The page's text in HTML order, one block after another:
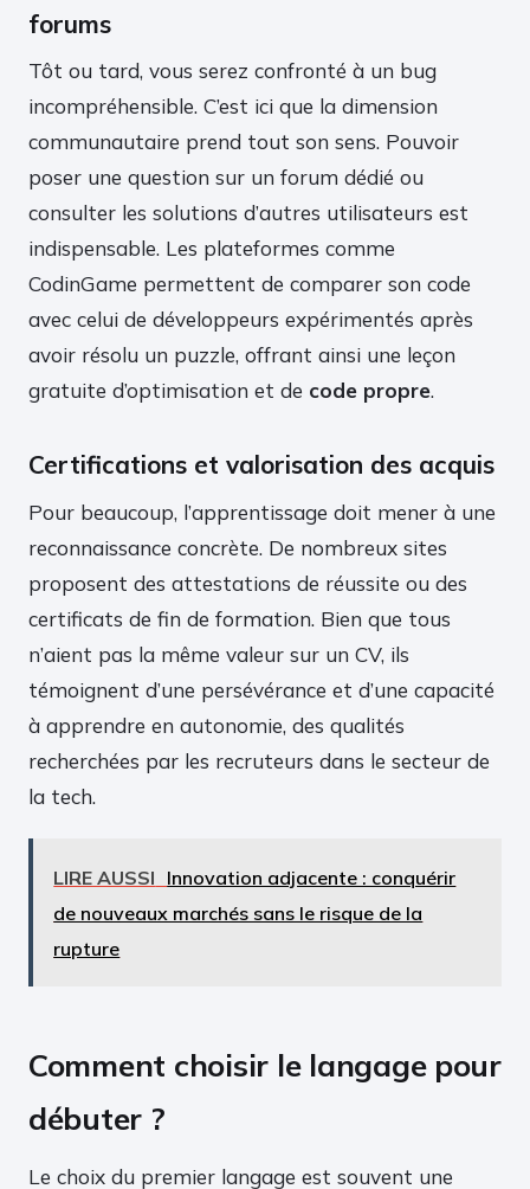
forums
Tôt ou tard, vous serez confronté à un bug
incompréhensible. C’est ici que la dimension
communautaire prend tout son sens. Pouvoir
poser une question sur un forum dédié ou
consulter les solutions d’autres utilisateurs est
indispensable. Les plateformes comme
CodinGame permettent de comparer son code
avec celui de développeurs expérimentés après
avoir résolu un puzzle, offrant ainsi une leçon
gratuite d’optimisation et de code propre.
Certifications et valorisation des acquis
Pour beaucoup, l’apprentissage doit mener à une
reconnaissance concrète. De nombreux sites
proposent des attestations de réussite ou des
certificats de fin de formation. Bien que tous
n’aient pas la même valeur sur un CV, ils
témoignent d’une persévérance et d’une capacité
à apprendre en autonomie, des qualités
recherchées par les recruteurs dans le secteur de
la tech.
LIRE AUSSI Innovation adjacente : conquérir
de nouveaux marchés sans le risque de la
rupture
Comment choisir le langage pour
débuter ?
Le choix du premier langage est souvent une